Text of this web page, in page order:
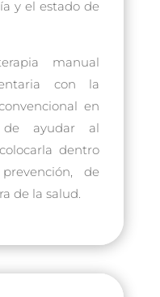
y el estado de
manual
con la
en
ayudar al
dentro
de
de la salud.